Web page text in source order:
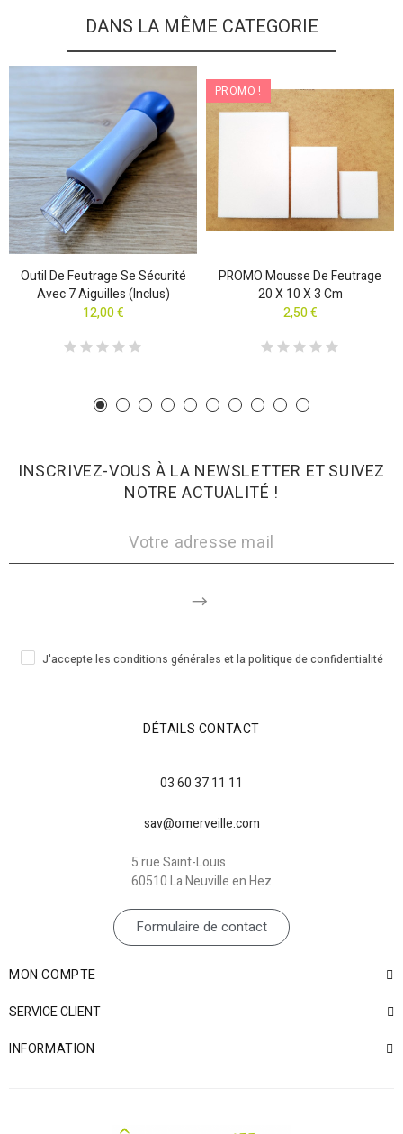
DANS LA MÊME CATEGORIE
Outil De Feutrage Se Sécurité
Avec 7 Aiguilles (inclus)
12,00 €
PROMO !
PROMO Mousse De Feutrage
20 X 10 X 3 Cm
2,50 €
INSCRIVEZ-VOUS À LA NEWSLETTER ET SUIVEZ
NOTRE ACTUALITÉ !
J'accepte les conditions générales et la politique de confidentialité
DÉTAILS CONTACT
03 60 37 11 11
sav@omerveille.com
5 rue Saint-Louis
60510 La Neuville en Hez
Formulaire de contact
MON COMPTE
SERVICE CLIENT
INFORMATION